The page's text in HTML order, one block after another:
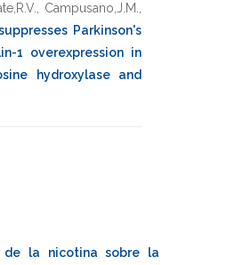
Campusano,J.M.
Parkinson's
1 overexpression in
hydroxylase and
de la nicotina sobre la